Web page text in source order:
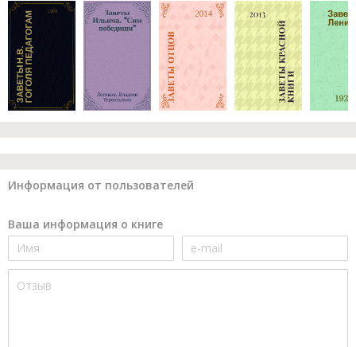
Информация от пользователей
Ваша информация о книге